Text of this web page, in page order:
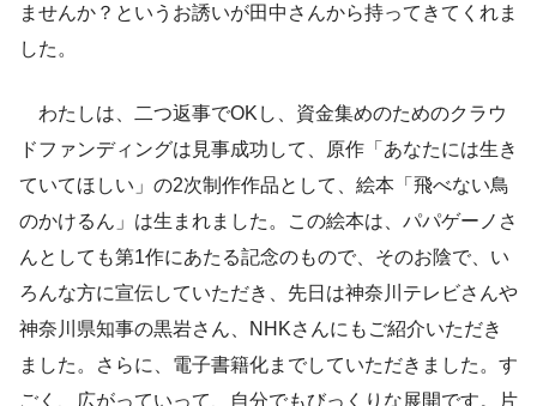
ませんか？というお誘いが田中さんから持ってきてくれま
した。
わたしは、二つ返事でOKし、資金集めのためのクラウ
ドファンディングは見事成功して、原作「あなたには生き
ていてほしい」の2次制作作品として、絵本「飛べない鳥
のかけるん」は生まれました。この絵本は、パパゲーノさ
んとしても第1作にあたる記念のもので、そのお陰で、い
ろんな方に宣伝していただき、先日は神奈川テレビさんや
神奈川県知事の黒岩さん、NHKさんにもご紹介いただき
ました。さらに、電子書籍化までしていただきました。す
ごく、広がっていって、自分でもびっくりな展開です。片